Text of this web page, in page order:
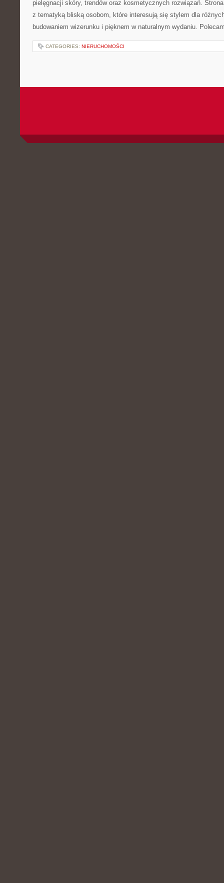
pielęgnacji skóry, trendów oraz kosmetycznych rozwiązań.
z tematyką bliską osobom, które interesują się stylem dla
budowaniem wizerunku i pięknem w naturalnym wydaniu.
CATEGORIES: NIERUCHOMOŚCI